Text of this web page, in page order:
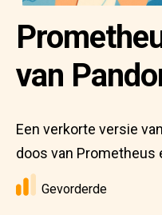
van
Een verkorte versie
doos van Prometheus
Gevorderde